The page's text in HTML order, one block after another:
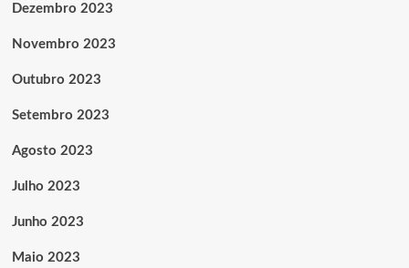
Dezembro 2023
Novembro 2023
Outubro 2023
Setembro 2023
Agosto 2023
Julho 2023
Junho 2023
Maio 2023